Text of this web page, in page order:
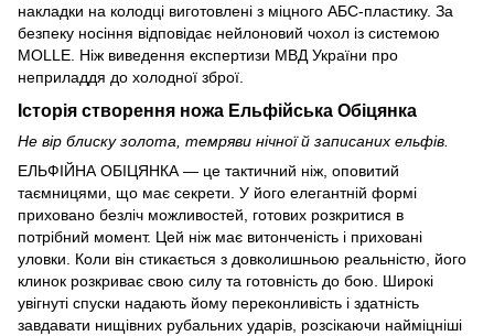
накладки на колодці виготовлені з міцного АБС-пластику. За
безпеку носіння відповідає нейлоновий чохол із системою
MOLLE. Ніж виведення експертизи МВД України про
неприладдя до холодної зброї.
Історія створення ножа Ельфійська Обіцянка
Не вір блиску золота, темряви нічної й записаних ельфів.
ЕЛЬФІЙНА ОБІЦЯНКА — це тактичний ніж, оповитий
таємницями, що має секрети. У його елегантній формі
приховано безліч можливостей, готових розкритися в
потрібний момент. Цей ніж має витонченість і приховані
уловки. Коли він стикається з довколишньою реальністю, його
клинок розкриває свою силу та готовність до бою. Широкі
увігнуті спуски надають йому переконливість і здатність
завдавати нищівних рубальних ударів, розсікаючи найміцніші